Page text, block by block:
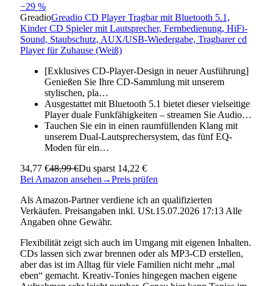
−29 %
GreadioGreadio CD Player Tragbar mit Bluetooth 5.1,
Kinder CD Spieler mit Lautsprecher, Fernbedienung, HiFi-
Sound, Staubschutz, AUX/USB-Wiedergabe, Tragbarer cd
Player für Zuhause (Weiß)
[Exklusives CD-Player-Design in neuer Ausführung]
Genießen Sie Ihre CD-Sammlung mit unserem
stylischen, pla…
Ausgestattet mit Bluetooth 5.1 bietet dieser vielseitige
Player duale Funkfähigkeiten – streamen Sie Audio…
Tauchen Sie ein in einen raumfüllenden Klang mit
unserem Dual-Lautsprechersystem, das fünf EQ-
Moden für ein…
34,77 €48,99 €Du sparst 14,22 €
Bei Amazon ansehen →Preis prüfen
Als Amazon-Partner verdiene ich an qualifizierten
Verkäufen. Preisangaben inkl. USt.15.07.2026 17:13 Alle
Angaben ohne Gewähr.
Flexibilität zeigt sich auch im Umgang mit eigenen Inhalten.
CDs lassen sich zwar brennen oder als MP3-CD erstellen,
aber das ist im Alltag für viele Familien nicht mehr „mal
eben“ gemacht. Kreativ-Tonies hingegen machen eigene